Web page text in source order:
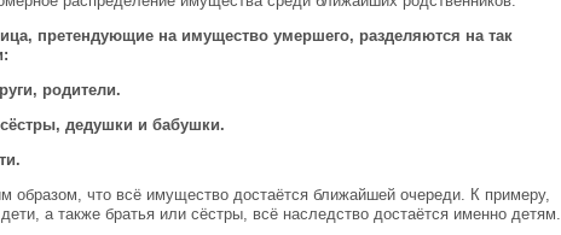
претендующие на имущество умершего, разделяются на так
родители.
дедушки и бабушки.
образом, что всё имущество достаётся ближайшей очереди. К примеру,
а также братья или сёстры, всё наследство достаётся именно детям.